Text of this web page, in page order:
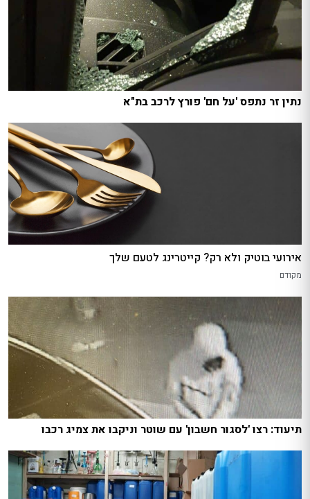
נתין זר נתפס 'על חם' פורץ לרכב בת"א
אירועי בוטיק ולא רק? קייטרינג לטעם שלך
מקודם
תיעוד: רצו 'לסגור חשבון' עם שוטר וניקבו את צמיג רכבו